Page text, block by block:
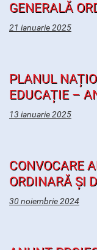
GENERALĂ
21 ianuarie 2025
PLANUL
EDUCAȚIE –
13 ianuarie 2025
CONVOCARE
ORDINARĂ ȘI
30 noiembrie 2024